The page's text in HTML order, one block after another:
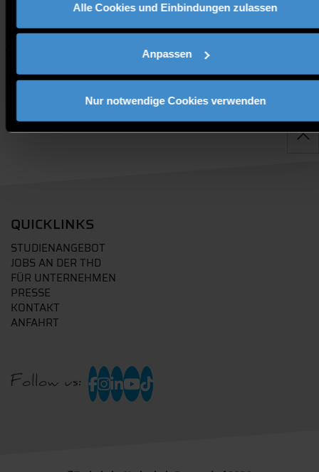
Alle Cookies und Einbindungen zulassen
Anpassen
Nur notwendige Cookies verwenden
Link zur Veranstaltung
QUICKLINKS
STUDIENANGEBOT
JOBS AN DER THD
FÜR UNTERNEHMEN
PRESSE
KONTAKT
ANFAHRT
Follow us: